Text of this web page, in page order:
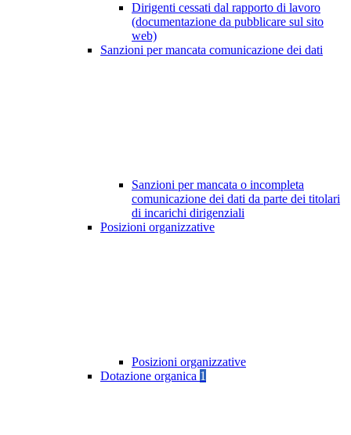
Dirigenti cessati dal rapporto di lavoro
(documentazione da pubblicare sul sito
web)
Sanzioni per mancata comunicazione dei dati
Sanzioni per mancata o incompleta
comunicazione dei dati da parte dei titolari
di incarichi dirigenziali
Posizioni organizzative
Posizioni organizzative
Dotazione organica 1